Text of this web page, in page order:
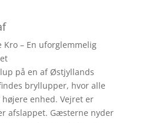
– En uforglemmelig
på en af Østjyllands
bryllupper, hvor alle
enhed. Vejret er
afslappet. Gæsterne nyder